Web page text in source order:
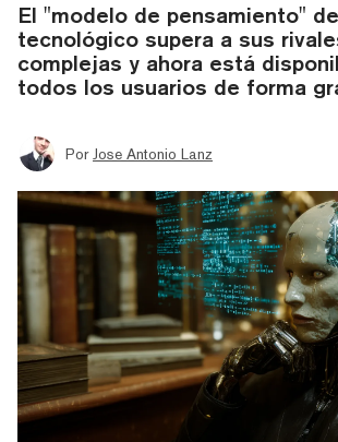
El "modelo de pensamiento"
tecnológico supera a sus
complejas y ahora está
todos los usuarios de forma
Por Jose Antonio Lanz